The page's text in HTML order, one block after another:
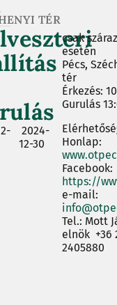
TÉR
2024-
12-30
csak
esetén
Pécs,
tér
Érkezés:
Gurulás
Honlap:
Facebook:
https://
e-mail:
Tel.: Mott
elnök +36
2405880